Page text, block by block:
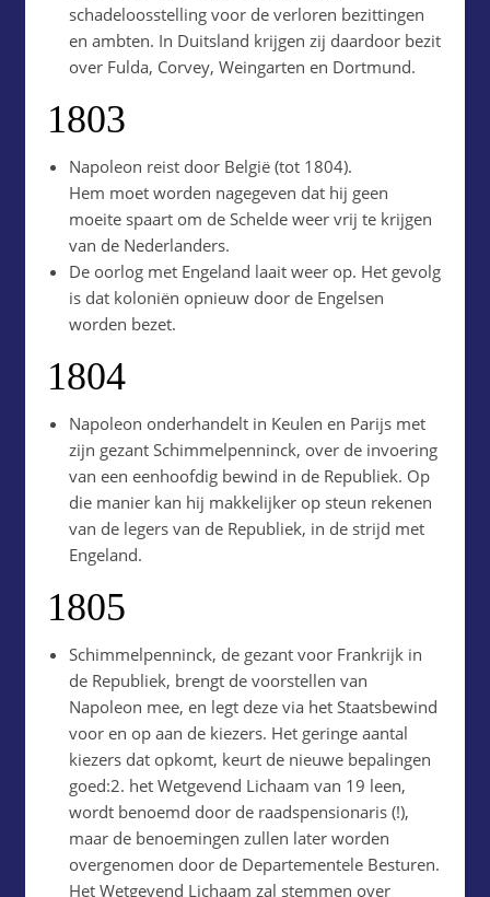
schadeloosstelling voor de verloren bezittingen
en ambten. In Duitsland krijgen zij daardoor bezit
over Fulda, Corvey, Weingarten en Dortmund.
1803
Napoleon reist door België (tot 1804).
Hem moet worden nagegeven dat hij geen
moeite spaart om de Schelde weer vrij te krijgen
van de Nederlanders.
De oorlog met Engeland laait weer op. Het gevolg
is dat koloniën opnieuw door de Engelsen
worden bezet.
1804
Napoleon onderhandelt in Keulen en Parijs met
zijn gezant Schimmelpenninck, over de invoering
van een eenhoofdig bewind in de Republiek. Op
die manier kan hij makkelijker op steun rekenen
van de legers van de Republiek, in de strijd met
Engeland.
1805
Schimmelpenninck, de gezant voor Frankrijk in
de Republiek, brengt de voorstellen van
Napoleon mee, en legt deze via het Staatsbewind
voor en op aan de kiezers. Het geringe aantal
kiezers dat opkomt, keurt de nieuwe bepalingen
goed:2. het Wetgevend Lichaam van 19 leen,
wordt benoemd door de raadspensionaris (!),
maar de benoemingen zullen later worden
overgenomen door de Departementele Besturen.
Het Wetgevend Lichaam zal stemmen over